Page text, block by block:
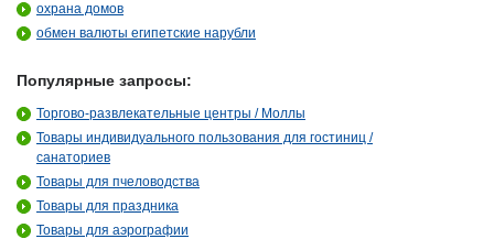
охрана домов
обмен валюты египетские нарубли
Популярные запросы:
Торгово-развлекательные центры / Моллы
Товары индивидуального пользования для гостиниц /
санаториев
Товары для пчеловодства
Товары для праздника
Товары для аэрографии